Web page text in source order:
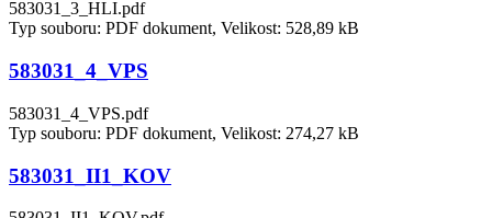
583031_3_HLI.pdf
Typ souboru: PDF dokument, Velikost: 528,89 kB
583031_4_VPS
583031_4_VPS.pdf
Typ souboru: PDF dokument, Velikost: 274,27 kB
583031_II1_KOV